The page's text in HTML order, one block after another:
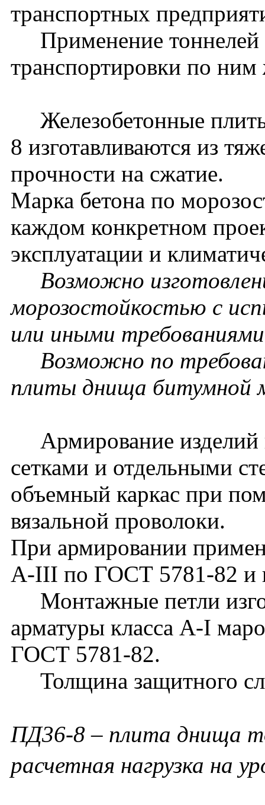
транспортных
Применение тоннелей
транспортировки по
Железобетонные
8 изготавливаются из
прочности на сжатие.
Марка бетона по
каждом конкретном
эксплуатации и
Возможно
морозостойкостью с
или иными
Возможно по
плиты днища битумной
Армирование изделий
сетками и отдельными
объемный каркас при
вязальной проволоки.
При армировании
А-III по ГОСТ 5781-82 и
Монтажные петли
арматуры класса А-I
ГОСТ 5781-82.
Толщина защитного
ПД36-8 – плита днища
расчетная нагрузка на